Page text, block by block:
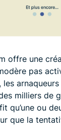
offre une
pas
milliers de
qu’une ou
que la